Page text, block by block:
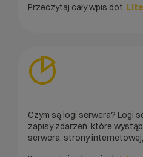
Przeczytaj cały wpis dot.
Czym są logi serwera? Logi
zapisy zdarzeń, które
serwera, strony internetowej,